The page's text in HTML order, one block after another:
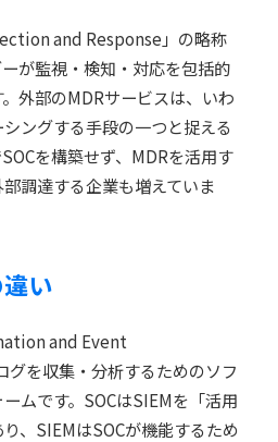
and Response」の略称
が監視・検知・対応を包括的
外部のMDRサービスは、いわ
ングする手段の一つと捉える
を構築せず、MDRを活用す
調達する企業も増えていま
い
and Event
を収集・分析するためのソフ
ムです。SOCはSIEMを「活用
、SIEMはSOCが機能するため